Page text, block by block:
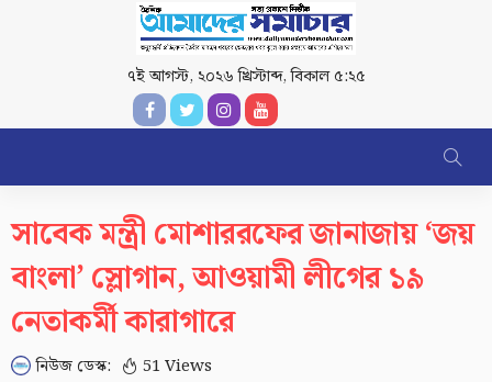
৭ই আগস্ট, ২০২৬ খ্রিস্টাব্দ,বিকাল ৫:২৫
সাবেক মন্ত্রী মোশাররফের জানাজায় ‘জয়
বাংলা’ স্লোগান, আওয়ামী লীগের ১৯
নেতাকর্মী কারাগারে
নিউজ ডেস্ক: 51 Views